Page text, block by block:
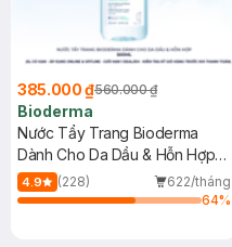
385.000 ₫560.000 ₫
Bioderma
Nước Tẩy Trang Bioderma
Dành Cho Da Dầu & Hỗn Hợp
500ml
4.9 (228)
622/tháng
64%